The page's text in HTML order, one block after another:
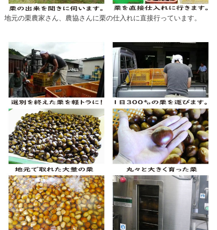
地元の栗農家さん、農協さんに栗の仕入れに直接行っています。